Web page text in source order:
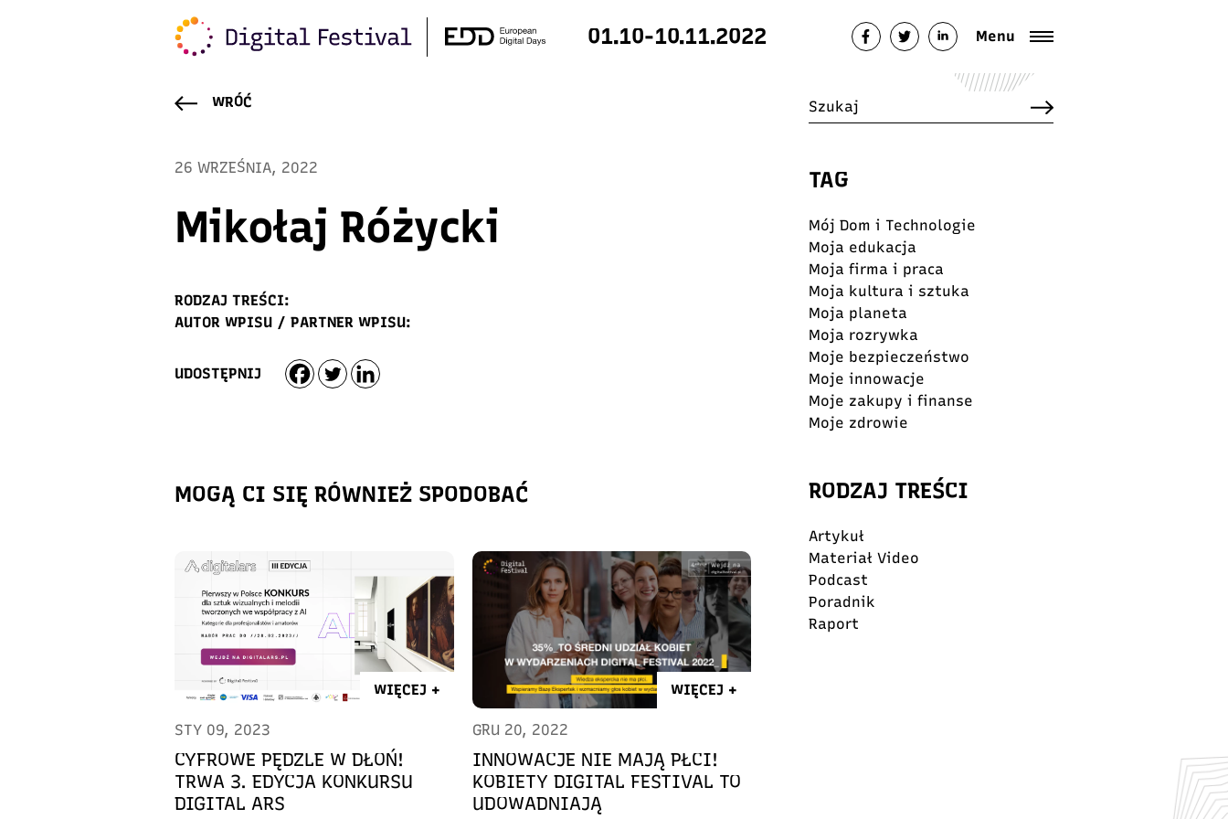
01.10-10.11.2022 Menu
WRÓĆ
26 WRZEŚNIA, 2022
Mikołaj Różycki
RODZAJ TREŚCI:
AUTOR WPISU / PARTNER WPISU:
UDOSTĘPNIJ
MOGĄ CI SIĘ RÓWNIEŻ SPODOBAĆ
WIĘCEJ +
STY 09, 2023
CYFROWE PĘDZLE W DŁOŃ!
TRWA 3. EDYCJA KONKURSU
DIGITAL ARS
WIĘCEJ +
GRU 20, 2022
INNOWACJE NIE MAJĄ PŁCI!
KOBIETY DIGITAL FESTIVAL TO
UDOWADNIAJĄ
TAG
Mój Dom i Technologie
Moja edukacja
Moja firma i praca
Moja kultura i sztuka
Moja planeta
Moja rozrywka
Moje bezpieczeństwo
Moje innowacje
Moje zakupy i finanse
Moje zdrowie
RODZAJ TREŚCI
Artykuł
Materiał Video
Podcast
Poradnik
Raport